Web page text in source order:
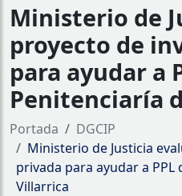
Ministerio de
proyecto de
para ayudar a
Penitenciaría
Portada
DGCIP
Ministerio de Justicia
privada para ayudar a PPL
Villarrica